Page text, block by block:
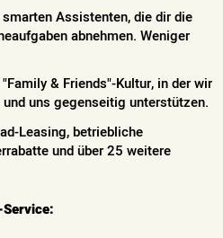
Assistenten, die dir die
abnehmen. Weniger
"Family & Friends"-Kultur, in der wir
uns gegenseitig unterstützen.
Leasing, betriebliche
und über 25 weitere